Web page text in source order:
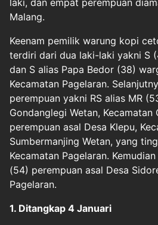
laki, dan empat perempuan
Malang.
Keenam pemilik warung kopi
terdiri dari dua laki-laki yakni S
dan S alias Papa Bedor (38)
Kecamatan Pagelaran.
perempuan yakni RS alias MR
Gondanglegi Wetan, Kecamatan
perempuan asal Desa Klepu,
Sumbermanjing Wetan, yang
Kecamatan Pagelaran.
(54) perempuan asal Desa
Pagelaran.
1. Ditangkap 4 Januari